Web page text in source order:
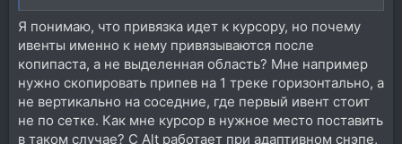
Я понимаю, что привязка идет к курсору, но почему
ивенты именно к нему привязываются после
копипаста, а не выделенная область? Мне например
нужно скопировать припев на 1 треке горизонтально, а
не вертикально на соседние, где первый ивент стоит
не по сетке. Как мне курсор в нужное место поставить
в таком случае? С Alt работает при адаптивном снэпе,